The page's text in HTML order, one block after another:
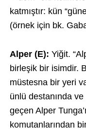
katmıştır: kün
(örnek için bk.
Alper (E): Yiğit.
birleşik bir isimdir.
müstesna bir yeri
ünlü destanında
geçen Alper
komutanlarından